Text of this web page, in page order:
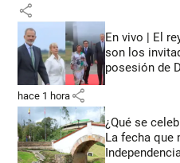
share
En vivo | El
son los
posesión de
hace 1 hora share
¿Qué se
La fecha que